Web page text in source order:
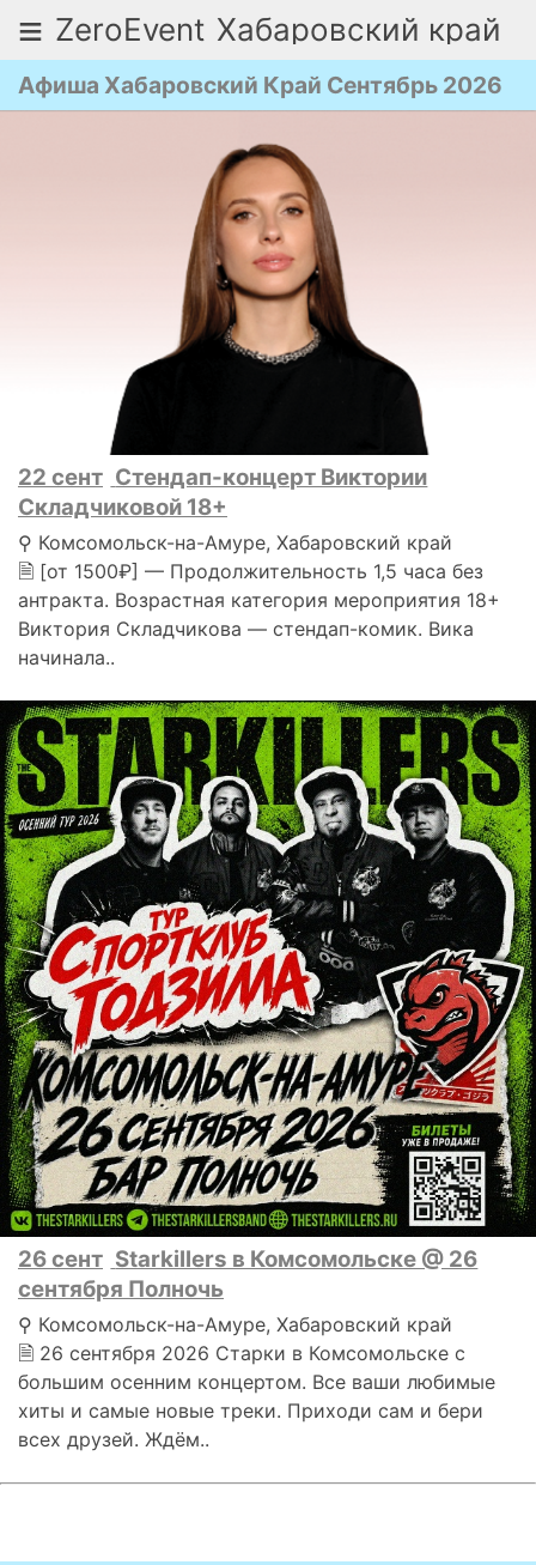
≡ ZeroEvent Хабаровский край
Афиша Хабаровский Край Сентябрь 2026
22 сент Стендап-концерт Виктории
Складчиковой 18+
⚲ Комсомольск-на-Амуре, Хабаровский край
🗎 [от 1500₽] — Продолжительность 1,5 часа без
антракта. Возрастная категория мероприятия 18+
Виктория Складчикова — стендап-комик. Вика
начинала..
26 сент Starkillers в Комсомольске @ 26
сентября Полночь
⚲ Комсомольск-на-Амуре, Хабаровский край
🗎 26 сентября 2026 Старки в Комсомольске с
большим осенним концертом. Все ваши любимые
хиты и самые новые треки. Приходи сам и бери
всех друзей. Ждём..